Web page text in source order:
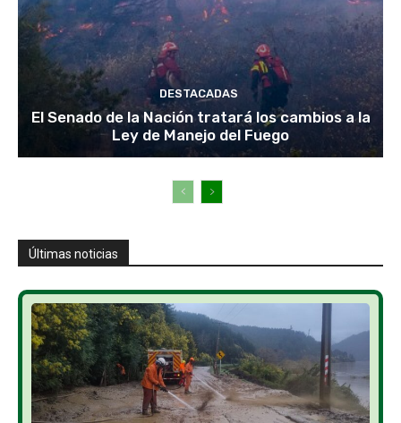
DESTACADAS
El Senado de la Nación tratará los cambios a la
Ley de Manejo del Fuego
Últimas noticias